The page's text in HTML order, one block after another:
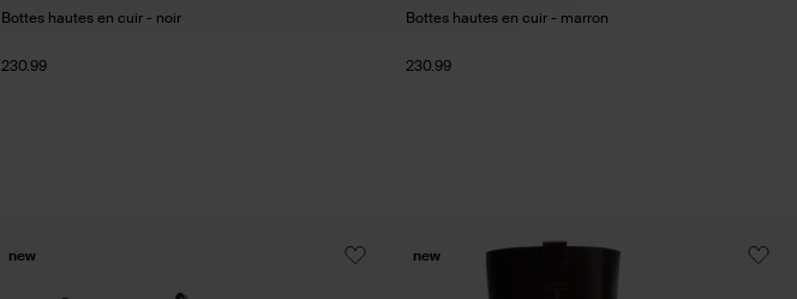
Bottes hautes en cuir - noir
230.99
Bottes hautes en cuir - marron
230.99
new new